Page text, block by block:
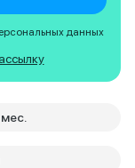
данных
/ мес.